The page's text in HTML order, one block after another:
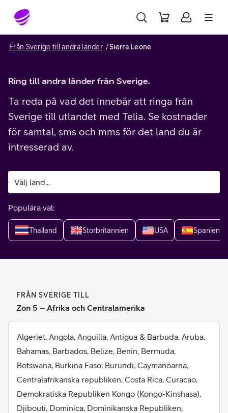
Gå till sidans innehåll
Från Sverige till andra länder Sierra Leone
Ring till andra länder från Sverige.
Ta reda på vad det innebär att ringa från
Sverige till utlandet med Telia. Se kostnader
för samtal, sms och mms för det land du är
intresserad av.
Populära val:
Thailand Storbritannien USA Spanien
FRÅN SVERIGE TILL
Zon 5 – Afrika och Centralamerika
Algeriet, Angola, Anguilla, Antigua & Barbuda, Aruba,
Bahamas, Barbados, Belize, Benin, Bermuda,
Botswana, Burkina Faso, Burundi, Caymanöarna,
Centralafrikanska republiken, Costa Rica, Curacao,
Demokratiska Republiken Kongo (Kongo-Kinshasa),
Djibouti, Dominica, Dominikanska Republiken,